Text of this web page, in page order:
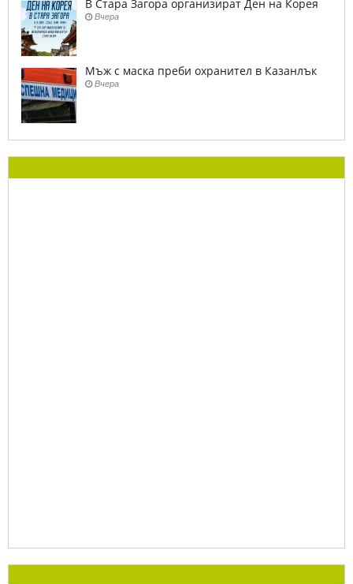
В Стара Загора организират Ден на Корея
Вчера
Мъж с маска преби охранител в Казанлък
Вчера